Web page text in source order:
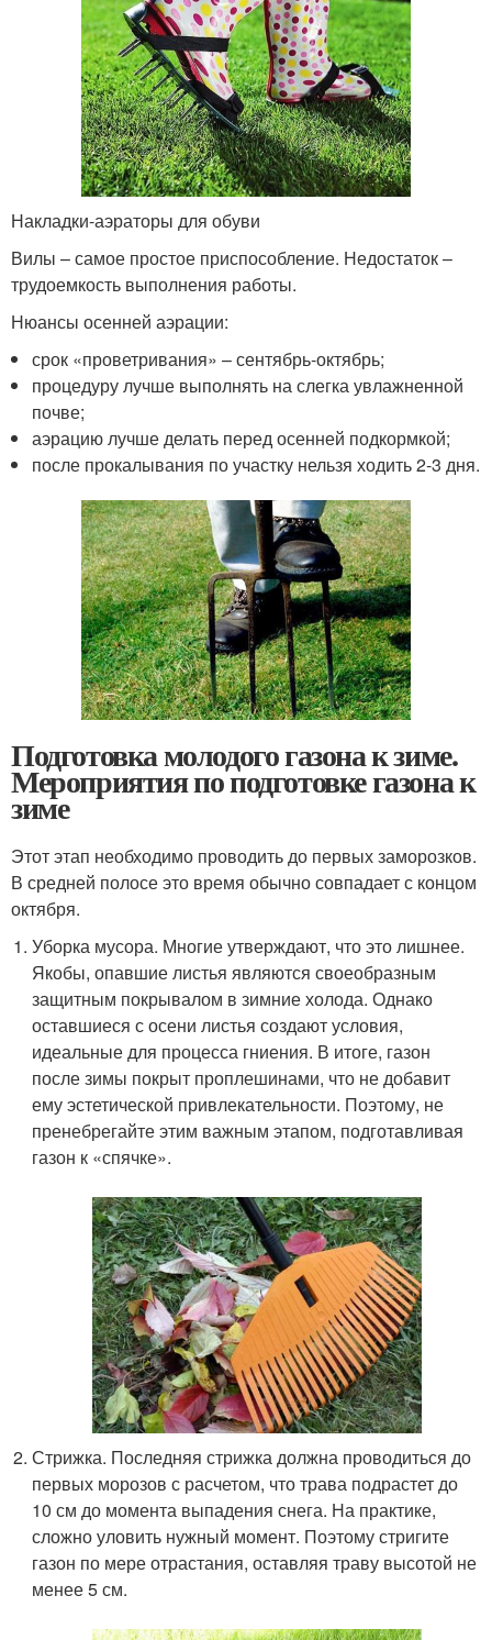
Накладки-аэраторы для обуви
Вилы – самое простое приспособление. Недостаток –
трудоемкость выполнения работы.
Нюансы осенней аэрации:
срок «проветривания» – сентябрь-октябрь;
процедуру лучше выполнять на слегка увлажненной
почве;
аэрацию лучше делать перед осенней подкормкой;
после прокалывания по участку нельзя ходить 2-3 дня.
Подготовка молодого газона к зиме.
Мероприятия по подготовке газона к
зиме
Этот этап необходимо проводить до первых заморозков.
В средней полосе это время обычно совпадает с концом
октября.
Уборка мусора. Многие утверждают, что это лишнее.
Якобы, опавшие листья являются своеобразным
защитным покрывалом в зимние холода. Однако
оставшиеся с осени листья создают условия,
идеальные для процесса гниения. В итоге, газон
после зимы покрыт проплешинами, что не добавит
ему эстетической привлекательности. Поэтому, не
пренебрегайте этим важным этапом, подготавливая
газон к «спячке».
Стрижка. Последняя стрижка должна проводиться до
первых морозов с расчетом, что трава подрастет до
10 см до момента выпадения снега. На практике,
сложно уловить нужный момент. Поэтому стригите
газон по мере отрастания, оставляя траву высотой не
менее 5 см.